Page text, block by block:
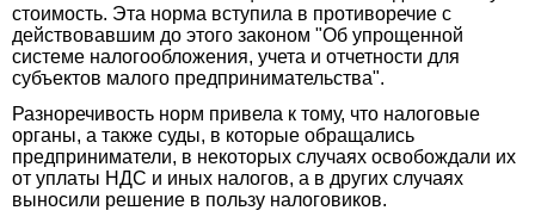
стоимость. Эта норма вступила в противоречие с
действовавшим до этого законом "Об упрощенной
системе налогообложения, учета и отчетности для
субъектов малого предпринимательства".
Разноречивость норм привела к тому, что налоговые
органы, а также суды, в которые обращались
предприниматели, в некоторых случаях освобождали их
от уплаты НДС и иных налогов, а в других случаях
выносили решение в пользу налоговиков.